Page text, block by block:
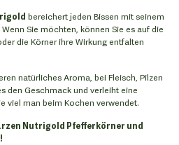
bereichert jeden Bissen mit seinem
Sie möchten, können Sie es auf die
die Körner ihre Wirkung entfalten
natürliches Aroma, bei Fleisch, Pilzen
den Geschmack und verleiht eine
viel man beim Kochen verwendet.
Nutrigold Pfefferkörner und